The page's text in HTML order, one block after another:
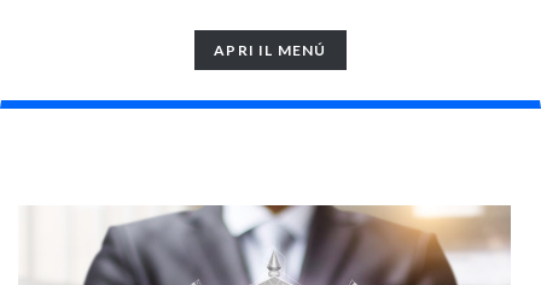
TOGGLE
NAVIGATION
APRI IL MENÚ